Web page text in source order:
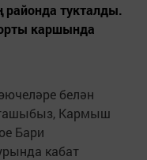
районда тукталды.
каршында
белән
Кармыш
Бари
кабат